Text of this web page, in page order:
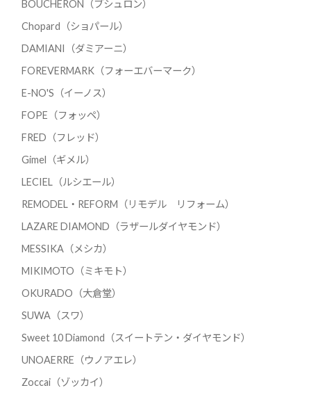
BOUCHERON（ブシュロン）
Chopard（ショパール）
DAMIANI（ダミアーニ）
FOREVERMARK（フォーエバーマーク）
E-NO'S（イーノス）
FOPE（フォッペ）
FRED（フレッド）
Gimel（ギメル）
LECIEL（ルシエール）
REMODEL・REFORM（リモデル リフォーム）
LAZARE DIAMOND（ラザールダイヤモンド）
MESSIKA（メシカ）
MIKIMOTO（ミキモト）
OKURADO（大倉堂）
SUWA（スワ）
Sweet 10 Diamond（スイートテン・ダイヤモンド）
UNOAERRE（ウノアエレ）
Zoccai（ゾッカイ）